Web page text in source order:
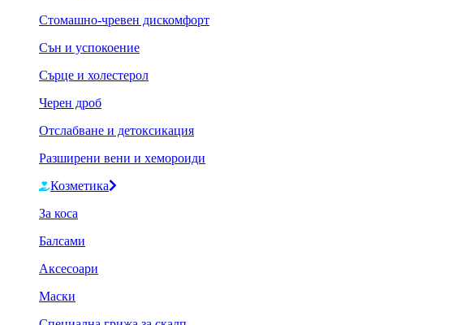
Стомашно-чревен дискомфорт
Сън и успокоение
Сърце и холестерол
Черен дроб
Отслабване и детоксикация
Разширени вени и хемороиди
Козметика
За коса
Балсами
Аксесоари
Маски